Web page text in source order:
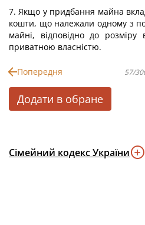
7. Якщо у придбання майна
кошти, що належали одному з
майні, відповідно до
приватною власністю.
Попередня 57/
Додати в обране
Сімейний кодекс України